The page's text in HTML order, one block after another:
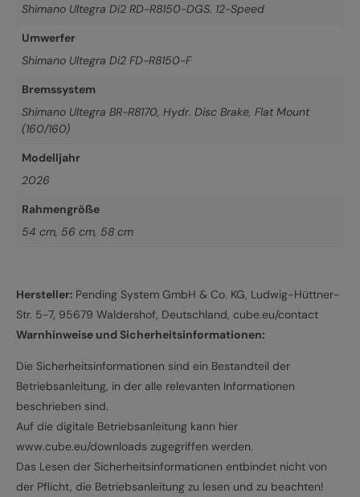
Shimano Ultegra Di2 RD-R8150-DGS. 12-Speed
Umwerfer
Shimano Ultegra Di2 FD-R8150-F
Bremssystem
Shimano Ultegra BR-R8170, Hydr. Disc Brake, Flat Mount
(160/160)
Modelljahr
2026
Rahmengröße
54 cm, 56 cm, 58 cm
Hersteller: Pending System GmbH & Co. KG, Ludwig-Hüttner-
Str. 5-7, 95679 Waldershof, Deutschland, cube.eu/contact
Warnhinweise und Sicherheitsinformationen:
Die Sicherheitsinformationen sind ein Bestandteil der
Betriebsanleitung, in der alle relevanten Informationen
beschrieben sind.
Auf die digitale Betriebsanleitung kann hier
www.cube.eu/downloads zugegriffen werden.
Das Lesen der Sicherheitsinformationen entbindet nicht von
der Pflicht, die Betriebsanleitung zu lesen und zu beachten!